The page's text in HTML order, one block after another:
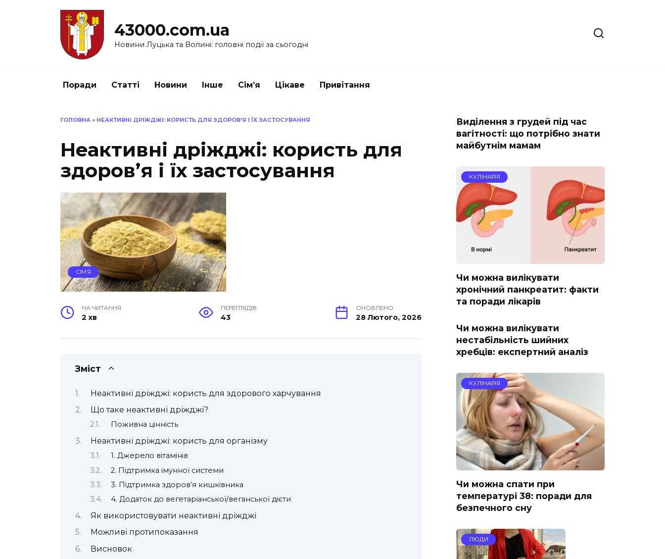
43000.com.ua
Новини Луцька та Волині: головні події за сьогодні
Поради Статті Новини Інше Сім’я Цікаве Привітання
ГОЛОВНА » НЕАКТИВНІ ДРІЖДЖІ: КОРИСТЬ ДЛЯ ЗДОРОВ’Я І ЇХ ЗАСТОСУВАННЯ
Неактивні дріжджі: користь для
здоров’я і їх застосування
СІМ’Я
НА ЧИТАННЯ
2 хв
ПЕРЕГЛЯДІВ
43
ОНОВЛЕНО
28 Лютого, 2026
Зміст
Неактивні дріжджі: користь для здорового харчування
Що таке неактивні дріжджі?
Поживна цінність
Неактивні дріжджі: користь для організму
1. Джерело вітамінів
2. Підтримка імунної системи
3. Підтримка здоров’я кишківника
4. Додаток до вегетаріанської/веганської дієти
Як використовувати неактивні дріжджі
Можливі протипоказання
Висновок
Виділення з грудей під час
вагітності: що потрібно знати
майбутнім мамам
КУЛІНАРІЯ
Чи можна вилікувати
хронічний панкреатит: факти
та поради лікарів
Чи можна вилікувати
нестабільність шийних
хребців: експертний аналіз
КУЛІНАРІЯ
Чи можна спати при
температурі 38: поради для
безпечного сну
ЛЮДИ